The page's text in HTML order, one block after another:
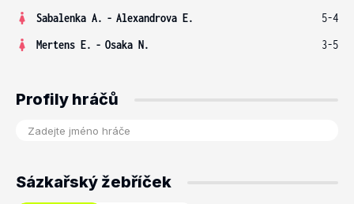
Sabalenka A. - Alexandrova E.
5-4
Mertens E. - Osaka N. 3-5
Profily hráčů
Sázkařský žebříček